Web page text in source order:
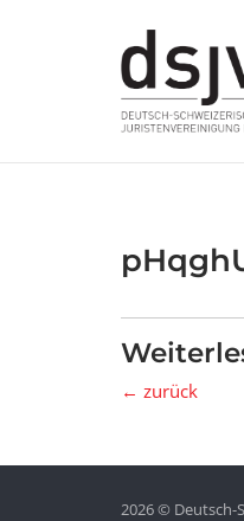
← zurück
2026 © Deutsch-